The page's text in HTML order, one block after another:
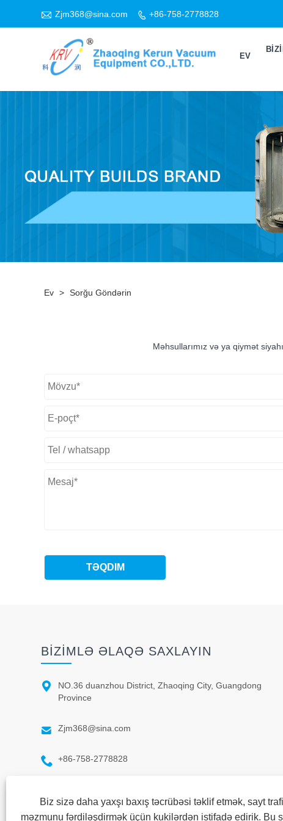
 Zjm368@sina.com  +86-758-2778828
EV
Ev > Sorğu Göndərin
Məhsullarımız və ya qiymət
Biz sizə daha yaxşı baxış təcrübəsi təklif etmək, sayt
məzmunu fərdiləşdirmək üçün kukilərdən istifadə edirik. Bu
BIZIMLƏ ƏLAQƏ SAXLAYIN

NO.36 duanzhou District, Zhaoqing City, Guangdong
Province
 Zjm368@sina.com
 +86-758-2778828